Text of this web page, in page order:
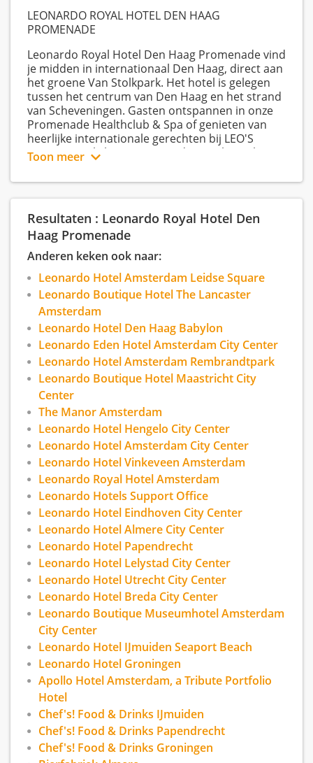
LEONARDO ROYAL HOTEL DEN HAAG
PROMENADE
Leonardo Royal Hotel Den Haag Promenade vind
je midden in internationaal Den Haag, direct aan
het groene Van Stolkpark. Het hotel is gelegen
tussen het centrum van Den Haag en het strand
van Scheveningen. Gasten ontspannen in onze
Promenade Healthclub & Spa of genieten van
heerlijke internationale gerechten bij LEO'S
International Flavors. Leonardo Royal Hotel Den
gekenmerkt door een klassieke en moderne
inrichting, die ook terug te vinden is in de sfeer
vergaderzalen, waardoor het hotel zowel voor
zakelijke als vrijetijd gasten een perfecte keuze
is!
Toon meer
Resultaten : Leonardo Royal Hotel Den
Haag Promenade
Anderen keken ook naar:
Leonardo Hotel Amsterdam Leidse Square
Leonardo Boutique Hotel The Lancaster
Amsterdam
Leonardo Hotel Den Haag Babylon
Leonardo Eden Hotel Amsterdam City Center
Leonardo Hotel Amsterdam Rembrandtpark
Leonardo Boutique Hotel Maastricht City
Center
The Manor Amsterdam
Leonardo Hotel Hengelo City Center
Leonardo Hotel Amsterdam City Center
Leonardo Hotel Vinkeveen Amsterdam
Leonardo Royal Hotel Amsterdam
Leonardo Hotels Support Office
Leonardo Hotel Eindhoven City Center
Leonardo Hotel Almere City Center
Leonardo Hotel Papendrecht
Leonardo Hotel Lelystad City Center
Leonardo Hotel Utrecht City Center
Leonardo Hotel Breda City Center
Leonardo Boutique Museumhotel Amsterdam
City Center
Leonardo Hotel IJmuiden Seaport Beach
Leonardo Hotel Groningen
Apollo Hotel Amsterdam, a Tribute Portfolio
Hotel
Chef's! Food & Drinks IJmuiden
Chef's! Food & Drinks Papendrecht
Chef's! Food & Drinks Groningen